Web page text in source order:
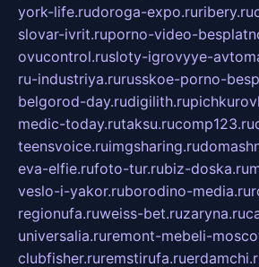
york-life.rudoroga-expo.ruribery.ru
slovar-ivrit.ruporno-video-
ovucontrol.rusloty-igrovyye-
ru-industriya.rurusskoe-porno-
belgorod-day.rudigilith.ru
medic-today.rutaksu.rucomp123.ru
teensvoice.ruimgsharing.ru
eva-elfie.rufoto-tur.rubiz-doska.ru
veslo-i-yakor.ruborodino-media.ru
regionufa.ruweiss-bet.ruzaryna.ru
universalia.ruremont-mebeli-
clubfisher.ruremstirufa.ru